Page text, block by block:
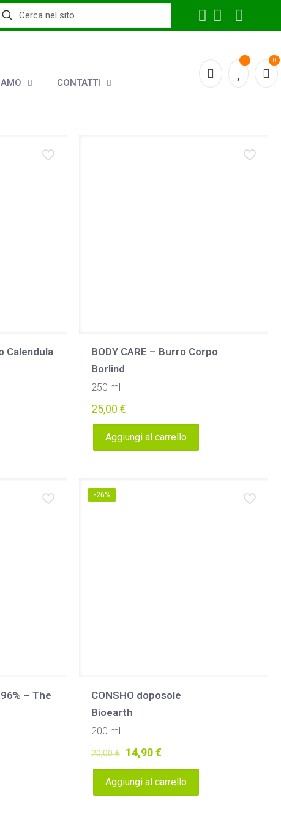
CONTATTI
1 0
Calendula
BODY CARE – Burro Corpo
Borlind
250 ml
25,00 €
Aggiungi al carrello
– The
-26%
CONSHO doposole
Bioearth
200 ml
20,00€ Il
prezzo
originale
14,90€Il
prezzo
attuale
Aggiungi al carrello